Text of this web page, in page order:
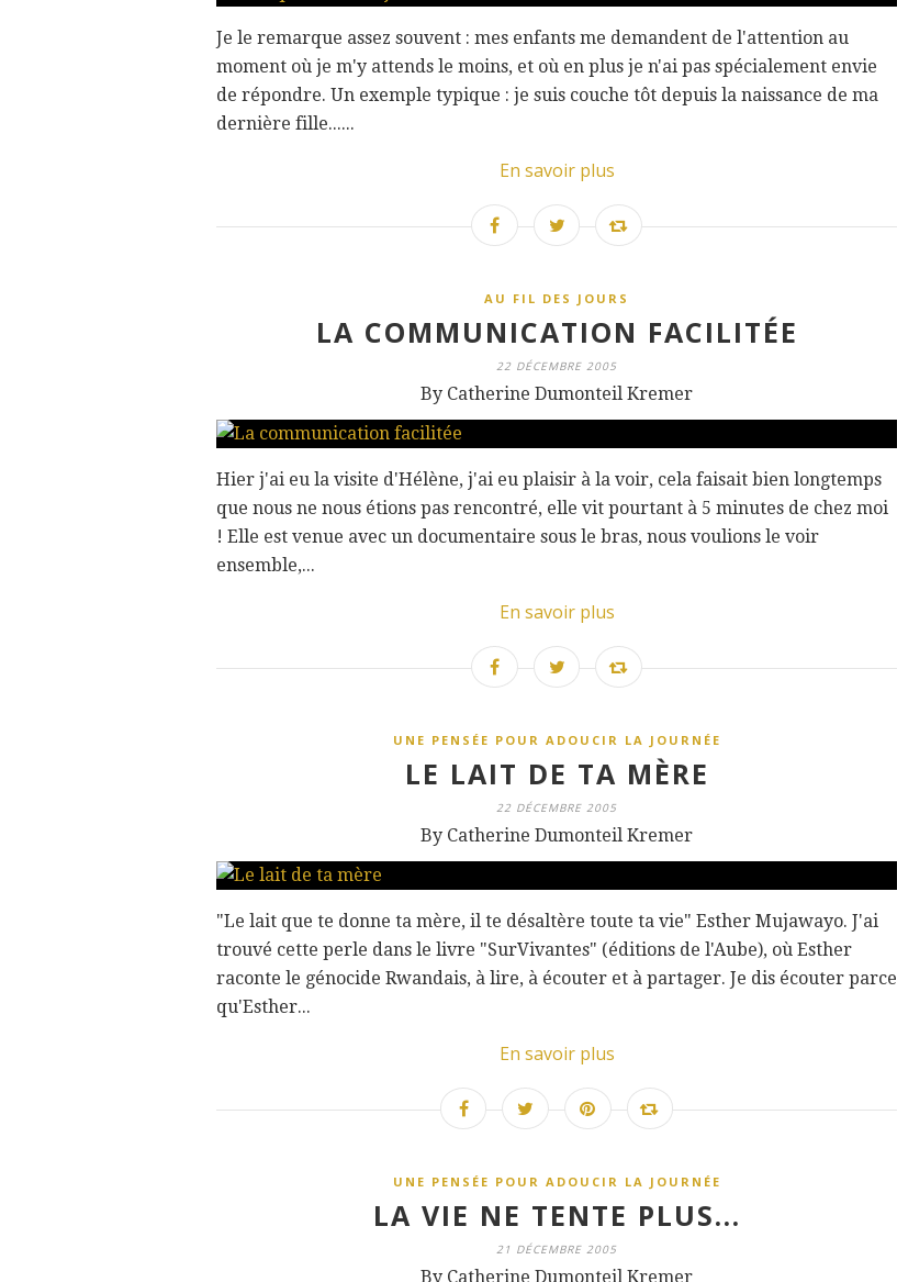
Je le remarque assez souvent : mes enfants me demandent de l'attention au
moment où je m'y attends le moins, et où en plus je n'ai pas spécialement envie
de répondre. Un exemple typique : je suis couche tôt depuis la naissance de ma
dernière fille......
En savoir plus
AU FIL DES JOURS
LA COMMUNICATION FACILITÉE
22 DÉCEMBRE 2005
By Catherine Dumonteil Kremer
Hier j'ai eu la visite d'Hélène, j'ai eu plaisir à la voir, cela faisait bien longtemps
que nous ne nous étions pas rencontré, elle vit pourtant à 5 minutes de chez moi
! Elle est venue avec un documentaire sous le bras, nous voulions le voir
ensemble,...
En savoir plus
UNE PENSÉE POUR ADOUCIR LA JOURNÉE
LE LAIT DE TA MÈRE
22 DÉCEMBRE 2005
By Catherine Dumonteil Kremer
"Le lait que te donne ta mère, il te désaltère toute ta vie" Esther Mujawayo. J'ai
trouvé cette perle dans le livre "SurVivantes" (éditions de l'Aube), où Esther
raconte le génocide Rwandais, à lire, à écouter et à partager. Je dis écouter parce
qu'Esther...
En savoir plus
UNE PENSÉE POUR ADOUCIR LA JOURNÉE
LA VIE NE TENTE PLUS...
21 DÉCEMBRE 2005
By Catherine Dumonteil Kremer